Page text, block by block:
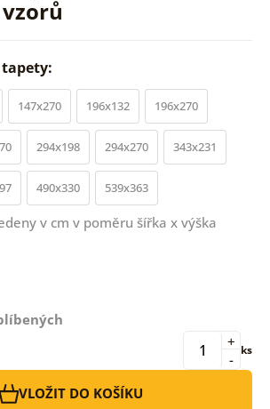
147x270 196x132 196x270
294x198 294x270 343x231
490x330 539x363
v cm v poměru šířka x výška
-
+ ks
VLOŽIT DO KOŠÍKU